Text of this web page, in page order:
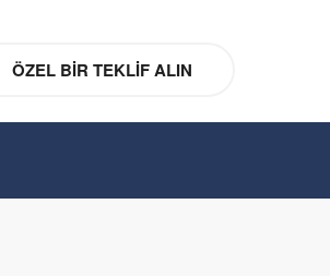
ÖZEL BIR TEKLIF ALIN